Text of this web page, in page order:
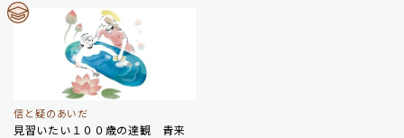
信と疑のあいだ
見習いたい１００歳の達観 青来